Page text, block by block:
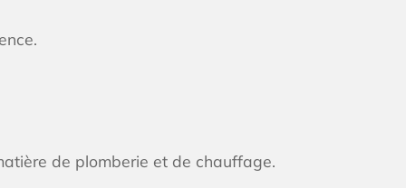
de plomberie et de chauffage.